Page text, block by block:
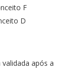
F
D
após a